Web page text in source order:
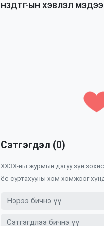
НЗДТГ-ЫН ХЭВЛЭЛ
Сэтгэгдэл (0)
ХХЗХ-ны журмын дагуу зүй
ёс суртахууны хэм хэмжээг